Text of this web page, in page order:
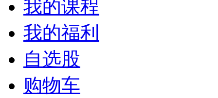
我的课程
我的福利
自选股
购物车